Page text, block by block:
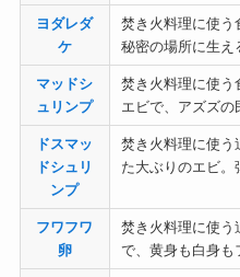
ヨダレダ
ケ
焚き火料理に使う
秘密の場所に生え
マッドシ
ュリンプ
焚き火料理に使う
エビで、アズズの
ドスマッ
ドシュリ
ンプ
焚き火料理に使う
た大ぶりのエビ。
フワフワ
卵
焚き火料理に使う
で、黄身も白身も